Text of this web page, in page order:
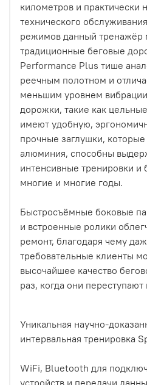
километров и практически
технического
режимов данный
традиционные беговые
Performance Plus тише
реечным полотном и
меньшим уровнем
дорожки, такие как
имеют удобную,
прочные заглушки,
алюминия, способны
интенсивные тренировки и
многие и многие годы.
Быстросъёмные боковые
и встроенные ролики
ремонт, благодаря чему
требовательные клиенты
высочайшее качество
раз, когда они
Уникальная научно-
интервальная тренировка
WiFi, Bluetooth для